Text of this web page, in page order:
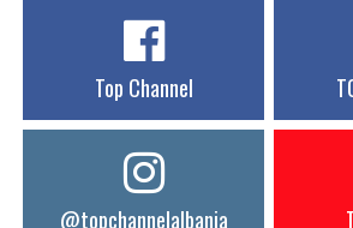
Top Channel
@topchannelalbania